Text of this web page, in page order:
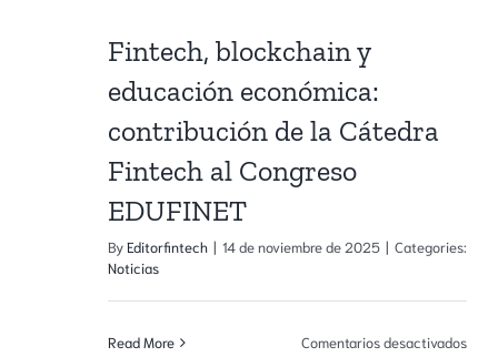
Fintech, blockchain y
educación económica:
contribución de la Cátedra
Fintech al Congreso
EDUFINET
ByEditorfintech | 14 de noviembre de 2025 | Categories:
Noticias
Read More Comentarios desactivadosen